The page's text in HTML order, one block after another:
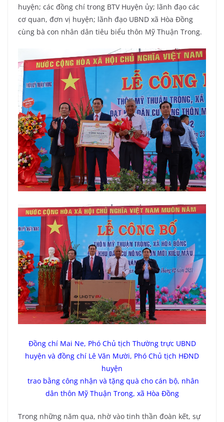
huyện; các đồng chí trong BTV Huyện ủy; lãnh đạo các
cơ quan, đơn vị huyện; lãnh đạo UBND xã Hòa Đồng
cùng bà con nhân dân tiêu biểu thôn Mỹ Thuận Trong.
Đồng chí Mai Ne, Phó Chủ tịch Thường trực UBND
huyện và đồng chí Lê Văn Mười, Phó Chủ tịch HĐND
huyện
trao bằng công nhận và tặng quà cho cán bộ, nhân
dân thôn Mỹ Thuận Trong, xã Hòa Đồng
Trong những năm qua, nhờ vào tinh thần đoàn kết, sự